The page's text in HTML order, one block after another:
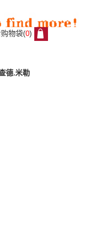
物袋(0)
德.米勒